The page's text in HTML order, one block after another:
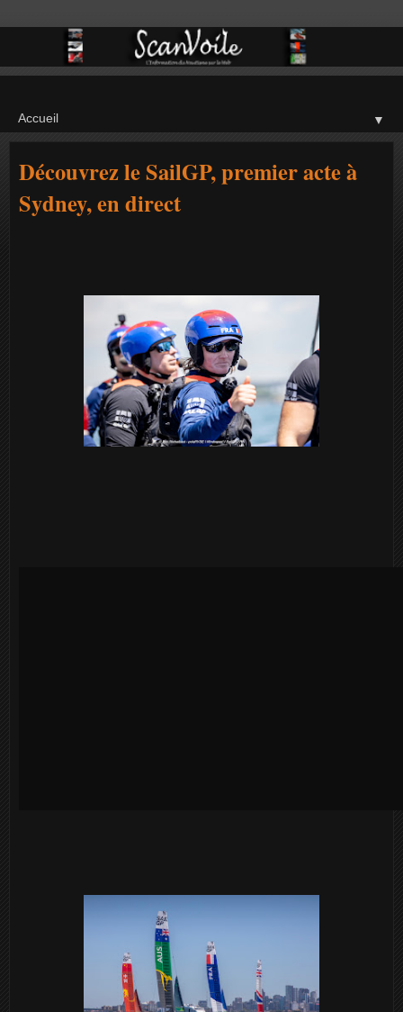
▼
Découvrez le SailGP, premier acte à
Sydney, en direct